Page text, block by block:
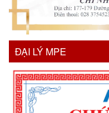
ĐẠI LÝ MPE